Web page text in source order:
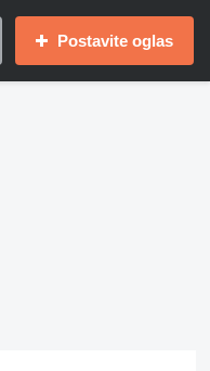
Postavite oglas